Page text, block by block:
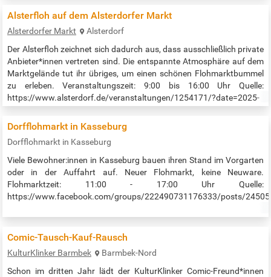
schließlich auch zum fröhlichen Zusammenkommen und zum
Alsterfloh auf dem Alsterdorfer Markt
Alsterdorfer Markt
Alsterdorf
Der Alsterfloh zeichnet sich dadurch aus, dass ausschließlich private
Anbieter*innen vertreten sind. Die entspannte Atmosphäre auf dem
Marktgelände tut ihr übriges, um einen schönen Flohmarktbummel
zu erleben. Veranstaltungszeit: 9:00 bis 16:00 Uhr Quelle:
https://www.alsterdorf.de/veranstaltungen/1254171/?date=2025-
Dorfflohmarkt in Kasseburg
Dorfflohmarkt in Kasseburg
Viele Bewohner:innen in Kasseburg bauen ihren Stand im Vorgarten
oder in der Auffahrt auf. Neuer Flohmarkt, keine Neuware.
Flohmarktzeit: 11:00 - 17:00 Uhr Quelle:
https://www.facebook.com/groups/222490731176333/posts/
Comic-Tausch-Kauf-Rausch
KulturKlinker Barmbek
Barmbek-Nord
Schon im dritten Jahr lädt der KulturKlinker Comic-Freund*innen